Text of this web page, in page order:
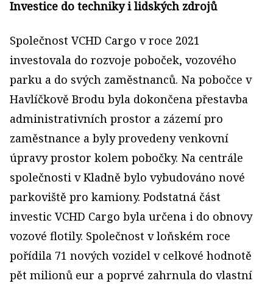
Investice do techniky i lidských zdrojů
Společnost VCHD Cargo v roce 2021
investovala do rozvoje poboček, vozového
parku a do svých zaměstnanců. Na pobočce v
Havlíčkově Brodu byla dokončena přestavba
administrativních prostor a zázemí pro
zaměstnance a byly provedeny venkovní
úpravy prostor kolem pobočky. Na centrále
společnosti v Kladně bylo vybudováno nové
parkoviště pro kamiony. Podstatná část
investic VCHD Cargo byla určena i do obnovy
vozové flotily. Společnost v loňském roce
pořídila 71 nových vozidel v celkové hodnotě
pět milionů eur a poprvé zahrnula do vlastní